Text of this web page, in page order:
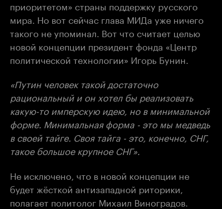
приоритетом» страны поддержку русского
мира. Но вот сейчас глава МИДа уже ничего
такого не упоминал. Вот что считает целью
новой концепции президент фонда «Центр
политической технологии» Игорь Бунин.
«Путин человек такой достаточно
рациональный и он хотел бы реализовать
какую-то имперскую идею, но в минимальной
форме. Минимальная форма - это мы медведь
в своей тайге. Своя тайга - это, конечно, СНГ,
такое большое крупное СНГ».
Не исключено, что в новой концепции не
будет жёсткой антизападной риторики,
полагает политолог Михаил Виноградов.